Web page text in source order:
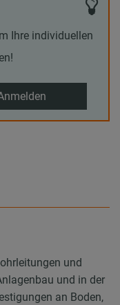
Ihre individuellen
und
und in der
an Boden,